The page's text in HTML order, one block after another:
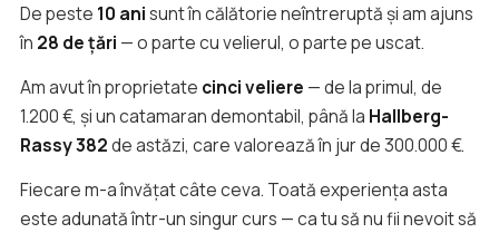
De peste 10 anisunt în călătorie neîntreruptă și am ajuns
în 28 de țări — o parte cu velierul, o parte pe uscat.
Am avut în proprietate cinci veliere — de la primul, de
1.200 €, și un catamaran demontabil, până la Hallberg-
Rassy 382de astăzi, care valorează în jur de 300.000 €.
Fiecare m-a învățat câte ceva. Toată experiența asta
este adunată într-un singur curs — ca tu să nu fii nevoit să